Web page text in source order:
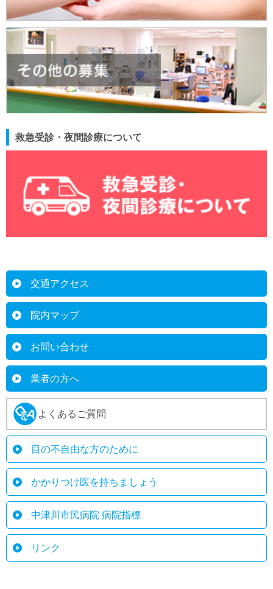
救急受診・夜間診療について
交通アクセス
院内マップ
お問い合わせ
業者の方へ
よくあるご質問
目の不自由な方のために
かかりつけ医を持ちましょう
中津川市民病院 病院指標
リンク